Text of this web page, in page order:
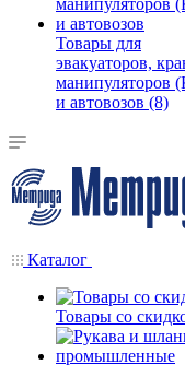
Товары для
эвакуаторов,
манипуляторов
и автовозов (8)
Каталог
Товары со